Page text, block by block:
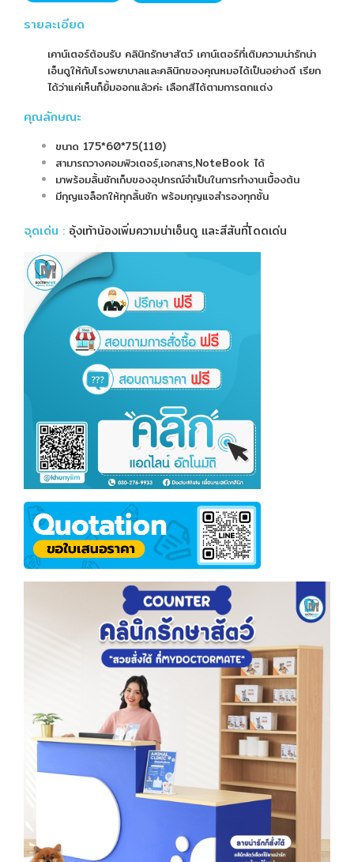
รายละเอียด
เคาน์เตอร์ต้อนรับ คลินิกรักษาสัตว์ เคาน์เตอร์ที่เติมความน่ารักน่า
เอ็นดูให้กับโรงพยาบาลและคลินิกของคุณหมอได้เป็นอย่างดี เรียก
ได้ว่าแค่เห็นก็ยิ้มออกแล้วค่ะ เลือกสีได้ตามการตกแต่ง
คุณลักษณะ
ขนาด 175*60*75(110)
สามารถวางคอมพิวเตอร์,เอกสาร,NoteBook ได้
มาพร้อมลิ้นชักเก็บของอุปกรณ์จำเป็นในการทำงานเบื้องต้น
มีกุญแจล็อกให้ทุกลิ้นชัก พร้อมกุญแจสำรองทุกชั้น
จุดเด่น : อุ้งเท้าน้องเพิ่มความน่าเอ็นดู และสีสันที่โดดเด่น